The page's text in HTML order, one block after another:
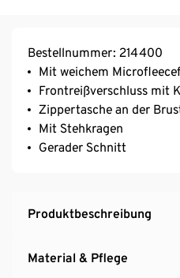
Bestellnummer: 214400
Mit weichem
Frontreißverschluss mit
Zippertasche an der
Mit Stehkragen
Gerader Schnitt
Produktbeschreibung
Material & Pflege